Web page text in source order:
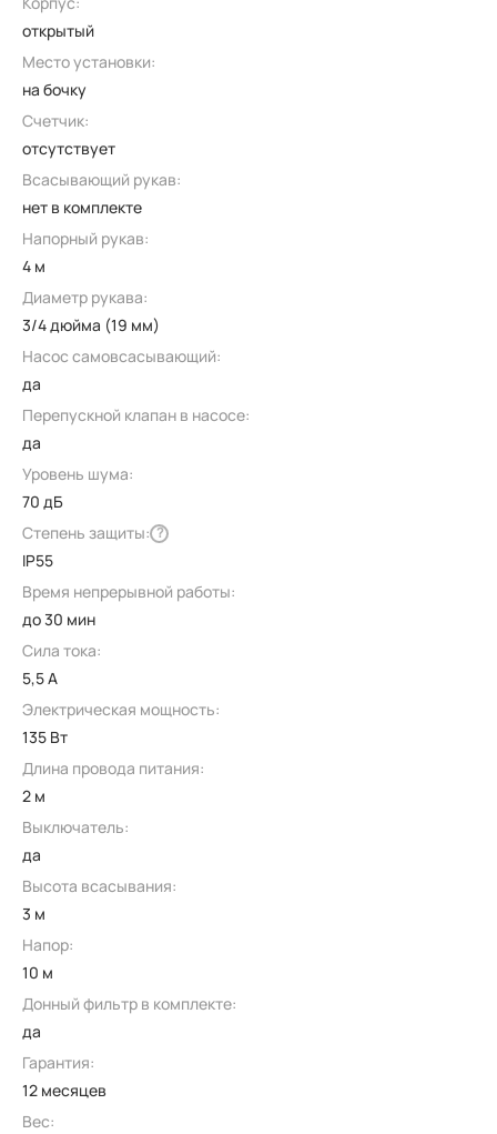
открытый
Место установки:
на бочку
Счетчик:
отсутствует
Всасывающий рукав:
нет в комплекте
Напорный рукав:
4 м
Диаметр рукава:
3/4 дюйма (19 мм)
Насос самовсасывающий:
да
Перепускной клапан в насосе:
да
Уровень шума:
70 дБ
Степень защиты: ?
IP55
Время непрерывной работы:
до 30 мин
Сила тока:
5,5 А
Электрическая мощность:
135 Вт
Длина провода питания:
2 м
Выключатель:
да
Высота всасывания:
3 м
Напор:
10 м
Донный фильтр в комплекте:
да
Гарантия:
12 месяцев
Вес: